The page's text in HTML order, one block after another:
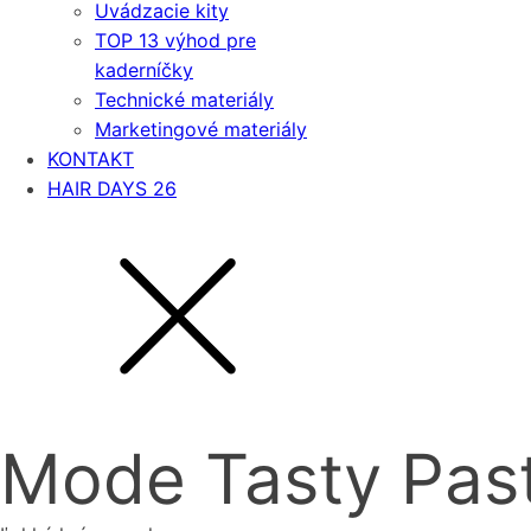
Uvádzacie kity
TOP 13 výhod pre
kaderníčky
Technické materiály
Marketingové materiály
KONTAKT
HAIR DAYS 26
Mode Tasty